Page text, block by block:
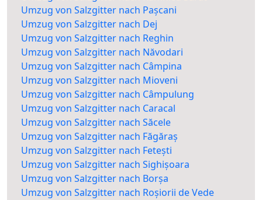
Umzug von Salzgitter nach Pașcani
Umzug von Salzgitter nach Dej
Umzug von Salzgitter nach Reghin
Umzug von Salzgitter nach Năvodari
Umzug von Salzgitter nach Câmpina
Umzug von Salzgitter nach Mioveni
Umzug von Salzgitter nach Câmpulung
Umzug von Salzgitter nach Caracal
Umzug von Salzgitter nach Săcele
Umzug von Salzgitter nach Făgăraș
Umzug von Salzgitter nach Fetești
Umzug von Salzgitter nach Sighișoara
Umzug von Salzgitter nach Borșa
Umzug von Salzgitter nach Roșiorii de Vede